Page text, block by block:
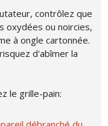
contrôlez que
oxydées ou noircies,
à ongle cartonnée.
d'abîmer la
le grille-pain: